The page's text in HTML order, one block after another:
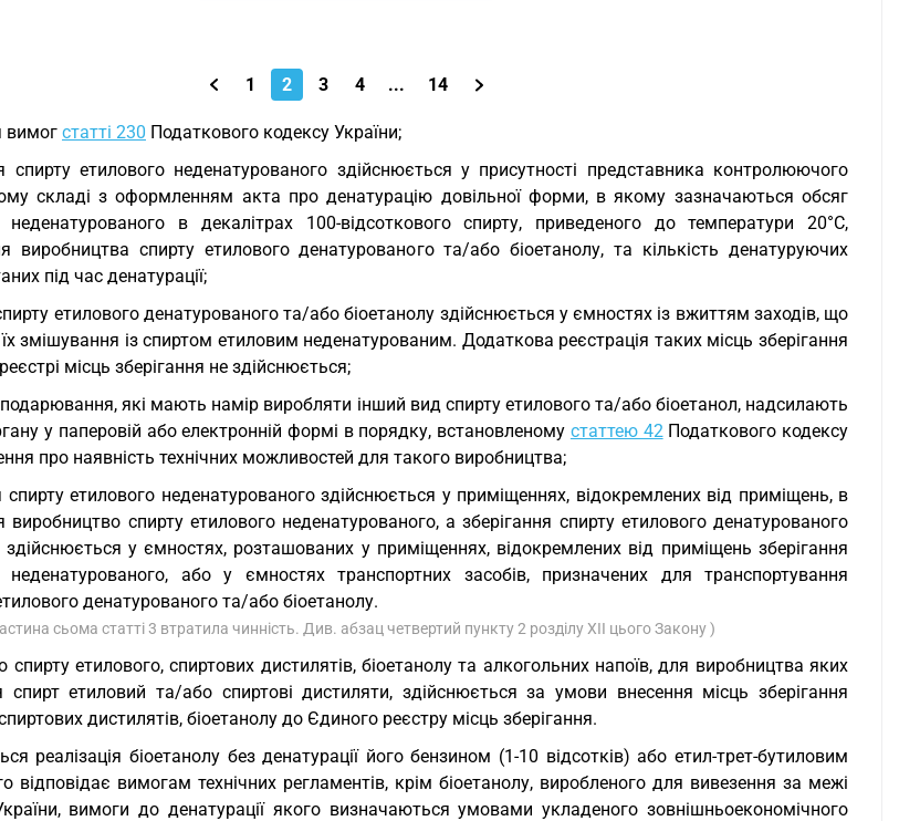
1 2 3 4 ... 14
вимог статті 230 Податкового кодексу України;
спирту етилового неденатурованого здійснюється у присутності представника контролюючого
складі з оформленням акта про денатурацію довільної форми, в якому зазначаються обсяг
неденатурованого в декалітрах 100-відсоткового спирту, приведеного до температури 20°С,
виробництва спирту етилового денатурованого та/або біоетанолу, та кількість денатуруючих
під час денатурації;
етилового денатурованого та/або біоетанолу здійснюється у ємностях із вжиттям заходів, що
змішування із спиртом етиловим неденатурованим. Додаткова реєстрація таких місць зберігання
місць зберігання не здійснюється;
які мають намір виробляти інший вид спирту етилового та/або біоетанол, надсилають
у паперовій або електронній формі в порядку, встановленому статтею 42Податкового кодексу
про наявність технічних можливостей для такого виробництва;
спирту етилового неденатурованого здійснюється у приміщеннях, відокремлених від приміщень, в
виробництво спирту етилового неденатурованого, а зберігання спирту етилового денатурованого
здійснюється у ємностях, розташованих у приміщеннях, відокремлених від приміщень зберігання
неденатурованого, або у ємностях транспортних засобів, призначених для транспортування
денатурованого та/або біоетанолу.
сьома статті 3 втратила чинність. Див. абзац четвертий пункту 2 розділу ХІІ цього Закону )
спирту етилового, спиртових дистилятів, біоетанолу та алкогольних напоїв, для виробництва яких
спирт етиловий та/або спиртові дистиляти, здійснюється за умови внесення місць зберігання
дистилятів, біоетанолу до Єдиного реєстру місць зберігання.
реалізація біоетанолу без денатурації його бензином (1-10 відсотків) або етил-трет-бутиловим
відповідає вимогам технічних регламентів, крім біоетанолу, виробленого для вивезення за межі
вимоги до денатурації якого визначаються умовами укладеного зовнішньоекономічного